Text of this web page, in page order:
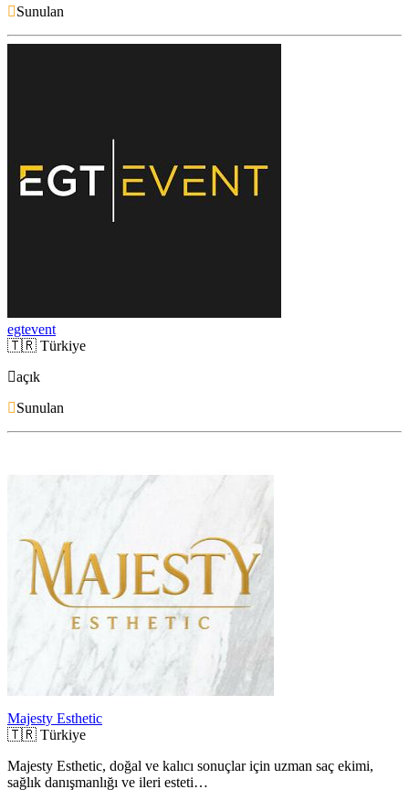
Sunulan
egtevent
🇹🇷 Türkiye
açık
Sunulan
Majesty Esthetic
🇹🇷 Türkiye
Majesty Esthetic, doğal ve kalıcı sonuçlar için uzman saç ekimi,
sağlık danışmanlığı ve ileri esteti…